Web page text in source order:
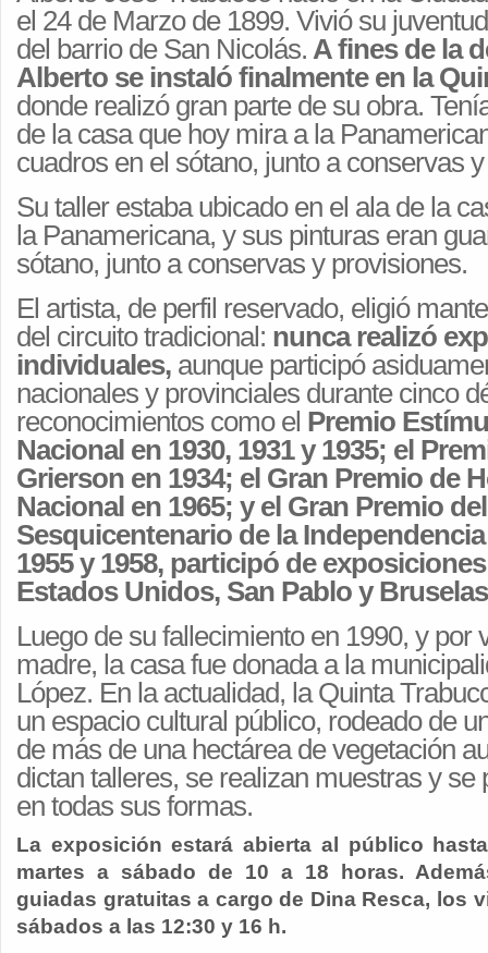
el 24 de Marzo de 1899. Vivió su
del barrio de San Nicolás. A fines de la
Alberto se instaló finalmente en la
donde realizó gran parte de su obra.
de la casa que hoy mira a la
cuadros en el sótano, junto a conservas
Su taller estaba ubicado en el ala de la
la Panamericana, y sus pinturas eran
sótano, junto a conservas y provisiones.
El artista, de perfil reservado, eligió
del circuito tradicional: nunca realizó
individuales, aunque participó
nacionales y provinciales durante cinco
reconocimientos como el Premio
Nacional en 1930, 1931 y 1935; el
Grierson en 1934; el Gran Premio de
Nacional en 1965; y el Gran Premio del
Sesquicentenario de la
1955 y 1958, participó de
Estados Unidos, San Pablo y
Luego de su fallecimiento en 1990, y por
madre, la casa fue donada a la
López. En la actualidad, la Quinta
un espacio cultural público, rodeado de
de más de una hectárea de vegetación
dictan talleres, se realizan muestras y se
en todas sus formas.
La exposición estará abierta al público
martes a sábado de 10 a 18 horas.
guiadas gratuitas a cargo de Dina Resca, los
sábados a las 12:30 y 16 h.